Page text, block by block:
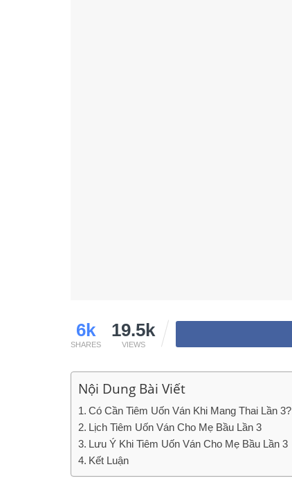
6k
SHARES
19.5k
VIEWS
Nội Dung Bài Viết
Có Cần Tiêm Uốn Ván Khi Mang Thai Lần 3?
Lịch Tiêm Uốn Ván Cho Mẹ Bầu Lần 3
Lưu Ý Khi Tiêm Uốn Ván Cho Mẹ Bầu Lần 3
Kết Luận